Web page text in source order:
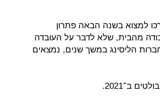
למצוא בשנה הבאה פתרון
מהבית, שלא לדבר על העובדה
הליסינג במשך שנים, נמצאים
ב־2021.